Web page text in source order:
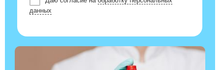
данных